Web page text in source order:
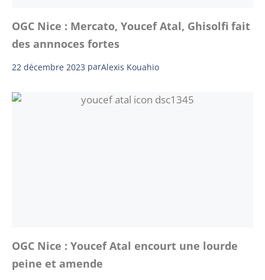
OGC Nice : Mercato, Youcef Atal, Ghisolfi fait
des annnoces fortes
22 décembre 2023 parAlexis Kouahio
OGC Nice : Youcef Atal encourt une lourde
peine et amende